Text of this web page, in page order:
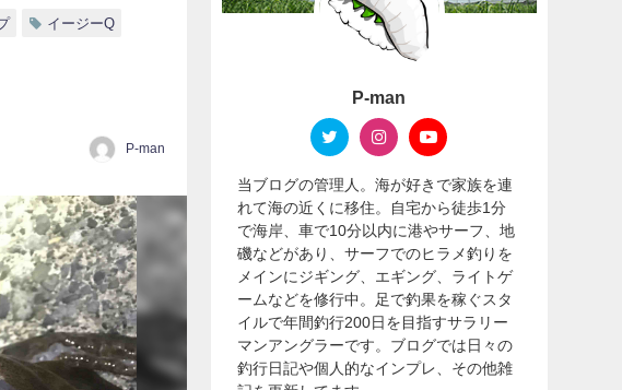
イージーQ
P-man
P-man
当ブログの管理人。海が好きで家族を連
れて海の近くに移住。自宅から徒歩1分
で海岸、車で10分以内に港やサーフ、地
磯などがあり、サーフでのヒラメ釣りを
メインにジギング、エギング、ライトゲ
ームなどを修行中。足で釣果を稼ぐスタ
イルで年間釣行200日を目指すサラリー
マンアングラーです。ブログでは日々の
釣行日記や個人的なインプレ、その他雑